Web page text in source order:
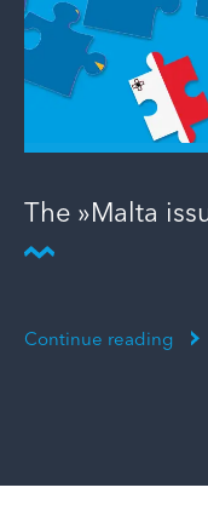
The »Malta
Continue reading